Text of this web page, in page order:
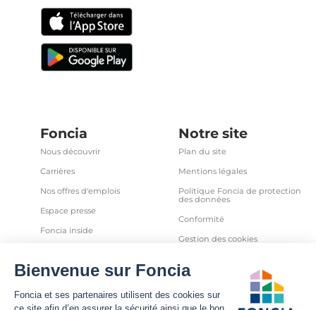
Foncia
Nous découvrir
Carrières
Nos offres d'emplois
Espace presse
Foncia inside
Partenaires
Notre site
Plan du site
Mentions légales
Politique Foncia de protection
des données
Conformité
Gestion des cookies
et autres traceurs
Sécurité informatique
Déclaration d'accessibilité